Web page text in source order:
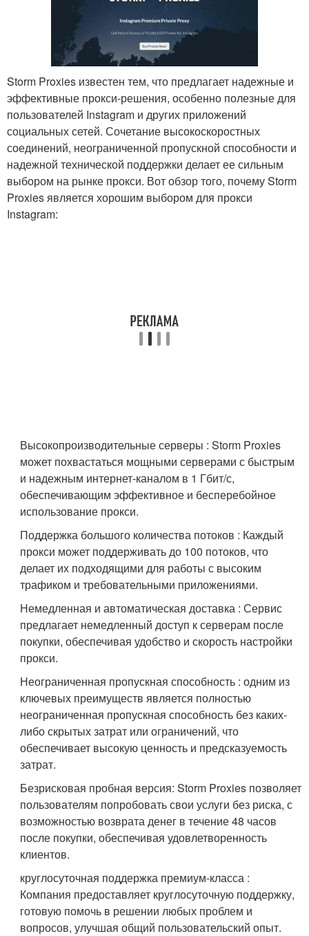
Storm Proxies известен тем, что предлагает надежные и
эффективные прокси-решения, особенно полезные для
пользователей Instagram и других приложений
социальных сетей. Сочетание высокоскоростных
соединений, неограниченной пропускной способности и
надежной технической поддержки делает ее сильным
выбором на рынке прокси. Вот обзор того, почему Storm
Proxies является хорошим выбором для прокси
Instagram:
Высокопроизводительные серверы : Storm Proxies
может похвастаться мощными серверами с быстрым
и надежным интернет-каналом в 1 Гбит/с,
обеспечивающим эффективное и бесперебойное
использование прокси.
Поддержка большого количества потоков : Каждый
прокси может поддерживать до 100 потоков, что
делает их подходящими для работы с высоким
трафиком и требовательными приложениями.
Немедленная и автоматическая доставка : Сервис
предлагает немедленный доступ к серверам после
покупки, обеспечивая удобство и скорость настройки
прокси.
Неограниченная пропускная способность : одним из
ключевых преимуществ является полностью
неограниченная пропускная способность без каких-
либо скрытых затрат или ограничений, что
обеспечивает высокую ценность и предсказуемость
затрат.
Безрисковая пробная версия: Storm Proxies позволяет
пользователям попробовать свои услуги без риска, с
возможностью возврата денег в течение 48 часов
после покупки, обеспечивая удовлетворенность
клиентов.
круглосуточная поддержка премиум-класса :
Компания предоставляет круглосуточную поддержку,
готовую помочь в решении любых проблем и
вопросов, улучшая общий пользовательский опыт.